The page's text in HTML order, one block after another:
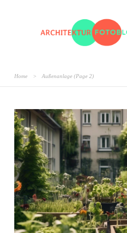
Home > Außenanlage (Page 2)